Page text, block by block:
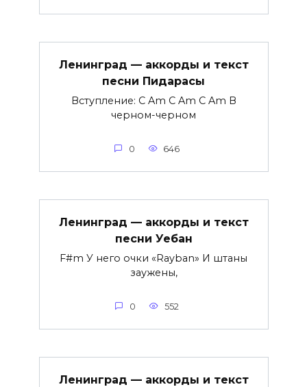
Ленинград — аккорды и текст
песни Пидарасы
Вступление: C Am C Am C Am В
черном-черном
0 646
Ленинград — аккорды и текст
песни Уебан
F#m У него очки «Rayban» И штаны
заужены,
0 552
Ленинград — аккорды и текст